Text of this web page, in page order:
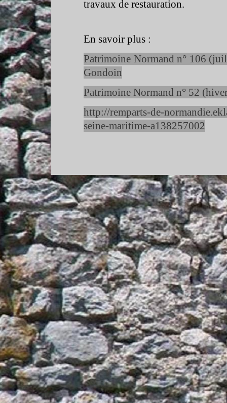
travaux de restauration.
En savoir plus :
Patrimoine Normand n° 106
Gondoin
Patrimoine Normand n° 52
http://remparts-de-
seine-maritime-a138257002